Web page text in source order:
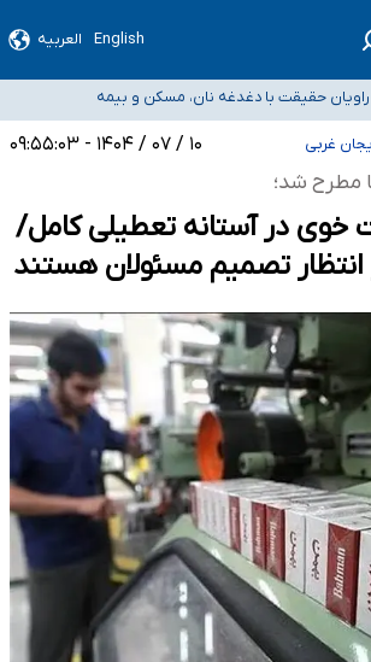
English العربیه
تخصصی فرماندهی صحنه عملیات و دکترای تخصصی
راویان حقیقت با دغدغه نان، مسکن و بیمه
از آستانه هشدار
نشده است/ از رئیس جمهور خواستیم ورود کند
مدارس ایرانی امارات در کشور/ درباره محصلان
غربی ۱۰ / ۰۷ / ۱۴۰۴ - ۰۹:۵۵:۰۳
مطرح شد؛
خوی در آستانه تعطیلی کامل/
انتظار تصمیم مسئولان هستند